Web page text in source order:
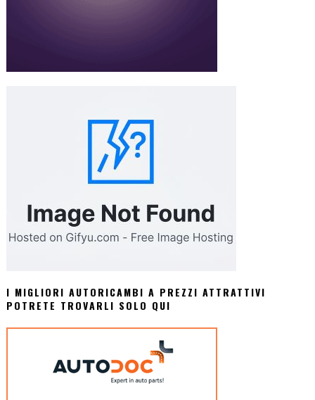
I MIGLIORI AUTORICAMBI A PREZZI ATTRATTIVI
POTRETE TROVARLI SOLO QUI